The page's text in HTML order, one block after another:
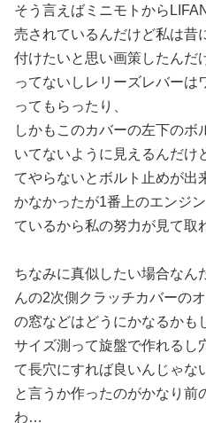
そう言えばミニモトから
売されているんだけど私は昔
付けたいと思い画策したんだ
ってないしレリーズレバー
ってもらったり、
しかもこのカバーの左下のボ
いてないように見えるんだけ
てやらないとボルト止めが出
かなかったが1番上のエンジ
ているから私の努力が見て取
ちなみに真似したい場合なん
んの2次側クラッチカバーの
の窓などはどうにかなるかも
サイズ測って旋盤で作れるし
て長穴にすれば良いんじゃな
と言うか作ったのがかなり前
わ…